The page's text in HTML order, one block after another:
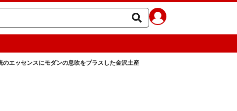
のエッセンスにモダンの息吹をプラスした金沢土産